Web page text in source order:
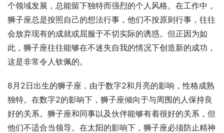
个领域发展，总能留下独特而强烈的个人风格。在工作中，
狮子座总是按照自己的想法行事，他们不按原则行事，往往
会放弃现有的成就或屈服于不切实际的诱惑。但正因为如
此，狮子座往往能够在不迷失自我的情况下创造新的成功，
这是非常令人钦佩的。
8月2日出生的狮子座，由于数字2和月亮的影响，性格成熟
独特。在数字2的影响下，狮子座倾向于与周围的人保持良
好的关系。狮子座和同事以及伙伴能够有着很好的关系，但
他们不适合当领导。在太阳的影响下，狮子座必须防止精神